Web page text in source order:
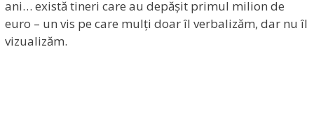
ani… există tineri care au depășit primul milion de
euro – un vis pe care mulți doar îl verbalizăm, dar nu îl
vizualizăm.